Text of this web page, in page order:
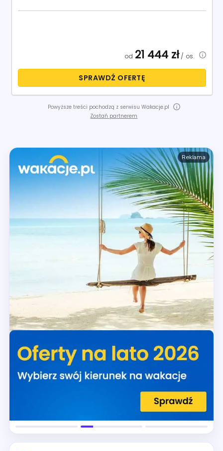
od 21 444 zł/ os.
SPRAWDŹ OFERTĘ
Powyższe treści pochodzą z serwisu Wakacje.pl
Zostań partnerem
Reklama